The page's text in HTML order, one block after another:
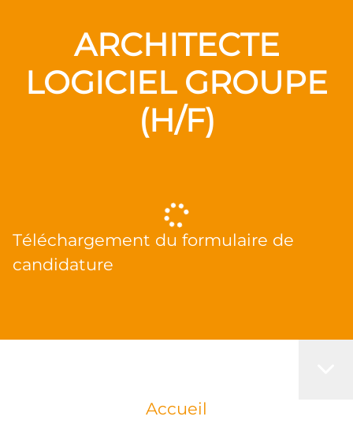
ARCHITECTE
LOGICIEL GROUPE
(H/F)
Téléchargement du formulaire de
candidature
Accueil